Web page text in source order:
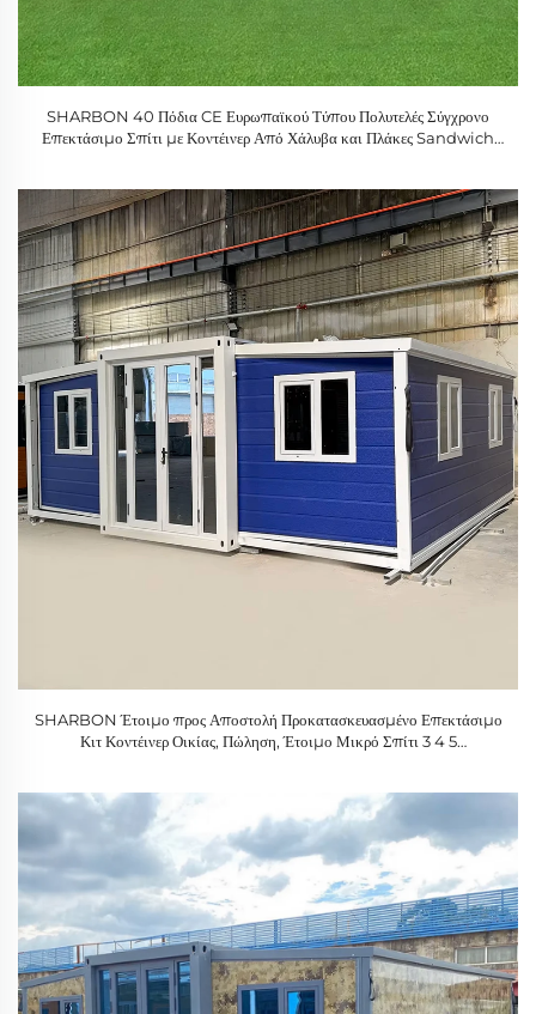
SHARBON 40 Πόδια CE Ευρωπαϊκού Τύπου Πολυτελές Σύγχρονο
Επεκτάσιμο Σπίτι με Κοντέινερ Από Χάλυβα και Πλάκες Sandwich
SHARBON Έτοιμο προς Αποστολή Προκατασκευασμένο Επεκτάσιμο
Κιτ Κοντέινερ Οικίας, Πώληση, Έτοιμο Μικρό Σπίτι 3 4 5